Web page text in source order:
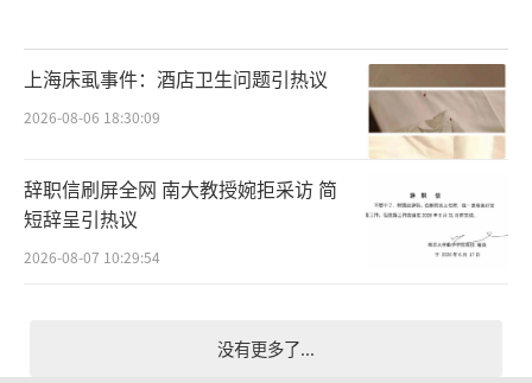
上海床虱事件：酒店卫生问题引热议
2026-08-06 18:30:09
辞职信刷屏全网 南大教授婉拒采访 简
短辞呈引热议
2026-08-07 10:29:54
没有更多了...